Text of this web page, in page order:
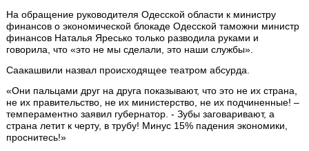
На обращение руководителя Одесской области к министру
финансов о экономической блокаде Одесской таможни министр
финансов Наталья Яресько только разводила руками и
говорила, что «это не мы сделали, это наши службы».
Саакашвили назвал происходящее театром абсурда.
«Они пальцами друг на друга показывают, что это не их страна,
не их правительство, не их министерство, не их подчиненные! –
темпераментно заявил губернатор. - Зубы заговаривают, а
страна летит к черту, в трубу! Минус 15% падения экономики,
проснитесь!»